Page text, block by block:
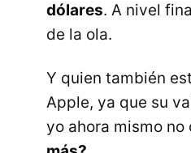
dólares. A nivel
de la ola.
Y quien también
Apple, ya que su
yo ahora mismo